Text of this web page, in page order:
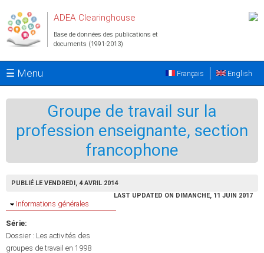
ADEA Clearinghouse
Base de données des publications et
documents (1991-2013)
☰ Menu English
Français
Groupe de travail sur la
profession enseignante, section
francophone
PUBLIÉ LE VENDREDI, 4 AVRIL 2014
LAST UPDATED ON DIMANCHE, 11 JUIN 2017
Masquer
Informations générales
Série:
Dossier : Les activités des
groupes de travail en 1998